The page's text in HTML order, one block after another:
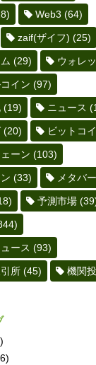
Web3 (64)
zaif(ザイフ) (25)
(29) ウォレ
イン (97)
(19) ニュース
(20) ビットコ
ーン (103)
(33) メタバ
予測市場
ース (93)
所 (45) 機関